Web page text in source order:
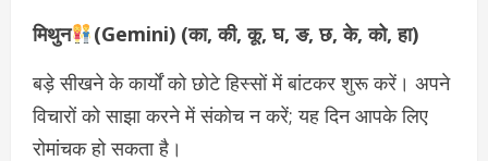
मिथुन
(Gemini) (का, की, कू, घ, ङ, छ, के, को, हा)
बड़े सीखने के कार्यों को छोटे हिस्सों में बांटकर शुरू करें। अपने
विचारों को साझा करने में संकोच न करें; यह दिन आपके लिए
रोमांचक हो सकता है।